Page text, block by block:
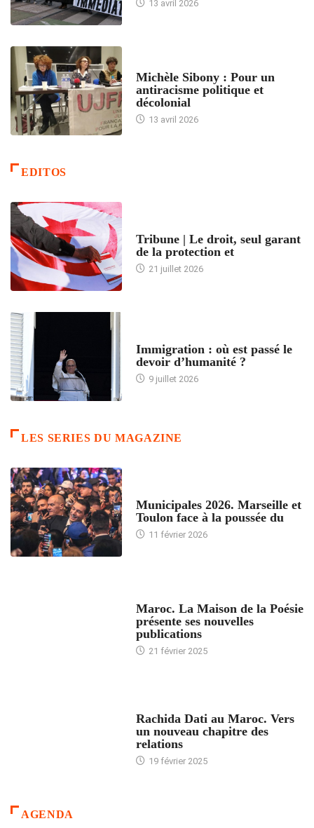
13 avril 2026
Michèle Sibony : Pour un
antiracisme politique et
décolonial
13 avril 2026
EDITOS
Tribune | Le droit, seul garant
de la protection et
21 juillet 2026
Immigration : où est passé le
devoir d’humanité ?
9 juillet 2026
LES SERIES DU MAGAZINE
Municipales 2026. Marseille et
Toulon face à la poussée du
11 février 2026
Maroc. La Maison de la Poésie
présente ses nouvelles
publications
21 février 2025
Rachida Dati au Maroc. Vers
un nouveau chapitre des
relations
19 février 2025
AGENDA